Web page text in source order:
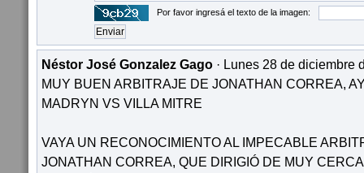
Por favor ingresá el texto de la imagen:
Néstor José Gonzalez Gago · Lunes 28 de diciembre
MUY BUEN ARBITRAJE DE JONATHAN CORREA,
MADRYN VS VILLA MITRE
VAYA UN RECONOCIMIENTO AL IMPECABLE
JONATHAN CORREA, QUE DIRIGIÓ DE MUY